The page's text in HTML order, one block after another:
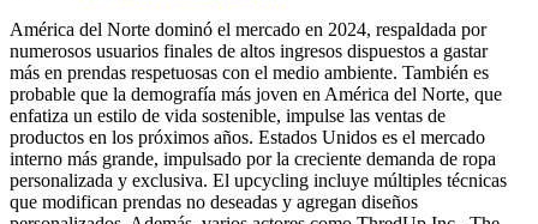
América del Norte dominó el mercado en 2024, respaldada por
numerosos usuarios finales de altos ingresos dispuestos a gastar
más en prendas respetuosas con el medio ambiente. También es
probable que la demografía más joven en América del Norte, que
enfatiza un estilo de vida sostenible, impulse las ventas de
productos en los próximos años. Estados Unidos es el mercado
interno más grande, impulsado por la creciente demanda de ropa
personalizada y exclusiva. El upcycling incluye múltiples técnicas
que modifican prendas no deseadas y agregan diseños